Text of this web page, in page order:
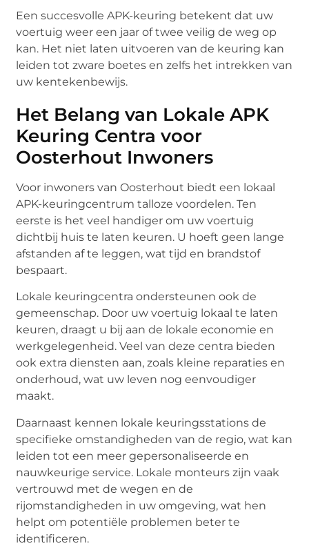
Een succesvolle APK-keuring betekent dat uw
voertuig weer een jaar of twee veilig de weg op
kan. Het niet laten uitvoeren van de keuring kan
leiden tot zware boetes en zelfs het intrekken van
uw kentekenbewijs.
Het Belang van Lokale APK
Keuring Centra voor
Oosterhout Inwoners
Voor inwoners van Oosterhout biedt een lokaal
APK-keuringcentrum talloze voordelen. Ten
eerste is het veel handiger om uw voertuig
dichtbij huis te laten keuren. U hoeft geen lange
afstanden af te leggen, wat tijd en brandstof
bespaart.
Lokale keuringcentra ondersteunen ook de
gemeenschap. Door uw voertuig lokaal te laten
keuren, draagt u bij aan de lokale economie en
werkgelegenheid. Veel van deze centra bieden
ook extra diensten aan, zoals kleine reparaties en
onderhoud, wat uw leven nog eenvoudiger
maakt.
Daarnaast kennen lokale keuringsstations de
specifieke omstandigheden van de regio, wat kan
leiden tot een meer gepersonaliseerde en
nauwkeurige service. Lokale monteurs zijn vaak
vertrouwd met de wegen en de
rijomstandigheden in uw omgeving, wat hen
helpt om potentiële problemen beter te
identificeren.